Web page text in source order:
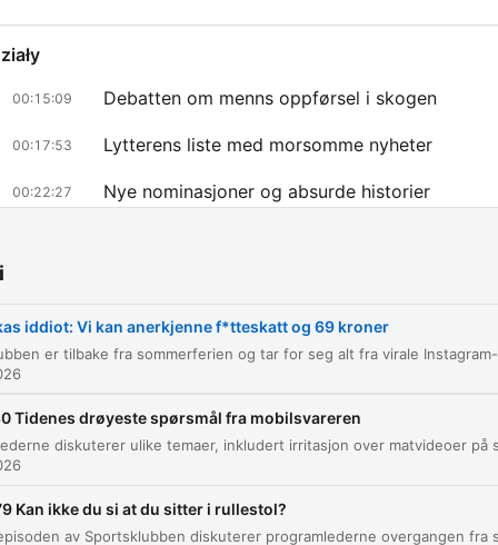
00:15:09 Debatten om menns oppførsel i skogen
00:17:53 Lytterens liste med morsomme nyheter
00:22:27 Nye nominasjoner og absurde historier
momenty
Det var en nasjonalskatt som pratet. Ja, det er reklame
for inatur.no.
encountered on Instagram.
skulle betale en fitteskatt på 69 kroner.
00:21:13 · Dette refererer til en absurd sak der en mann krevde
iddiot: Vi kan anerkjenne f*tteskatt og 69 kroner
Tidenes drøyeste spørsmål fra mobilsvareren
Kan ikke du si at du sitter i rullestol?